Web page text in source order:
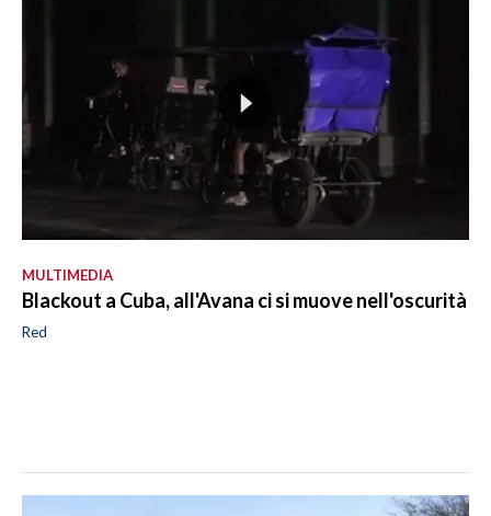
MULTIMEDIA
Blackout a Cuba, all'Avana ci si muove nell'oscurità
Red